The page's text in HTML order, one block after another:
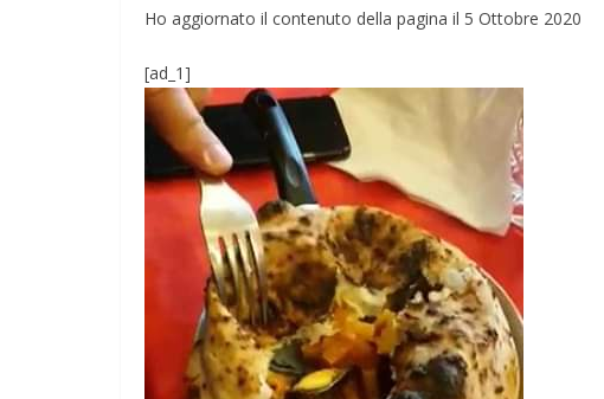
Ho aggiornato il contenuto della pagina il 5 Ottobre 2020
[ad_1]